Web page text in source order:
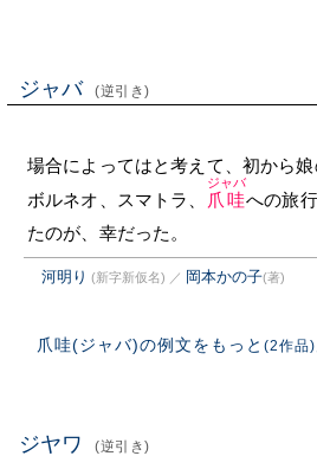
ジャバ (逆引き)
場合によってはと考えて、初から
ボルネオ、スマトラ、
爪哇
ジャバ
への旅
たのが、幸だった。
河明り (新字新仮名) ／ 岡本かの子(著)
爪哇(ジャバ)の例文をもっと (2作品)
ジヤワ (逆引き)